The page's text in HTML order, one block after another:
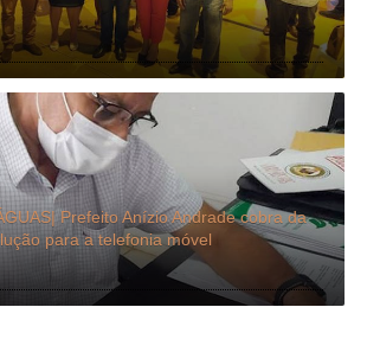
Prefeito Anízio Andrade cobra da
para a telefonia móvel